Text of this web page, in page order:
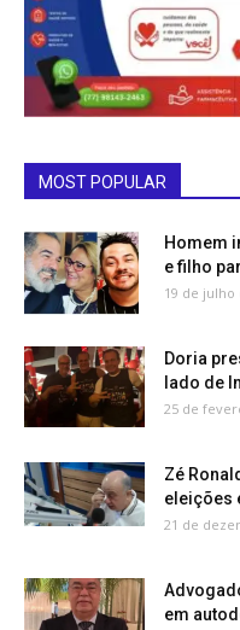
MOST POPULAR
Homem
e filho
19 de julho
Doria
lado de
25 de
Zé
eleições
21 de
em